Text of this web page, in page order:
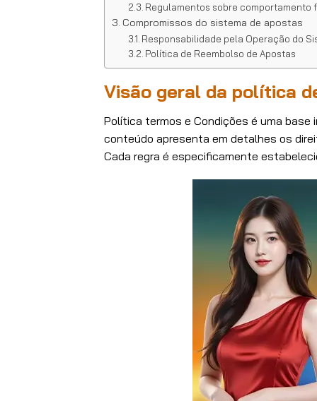
Regulamentos sobre comportamento
Compromissos do sistema de apostas
Responsabilidade pela Operação do
Política de Reembolso de Apostas
Visão geral da política
Política termos e Condições é uma
conteúdo apresenta em detalhes os
Cada regra é especificamente